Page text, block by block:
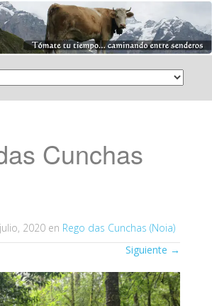
Cunchas
2020 en Rego das Cunchas (Noia)
Siguiente →